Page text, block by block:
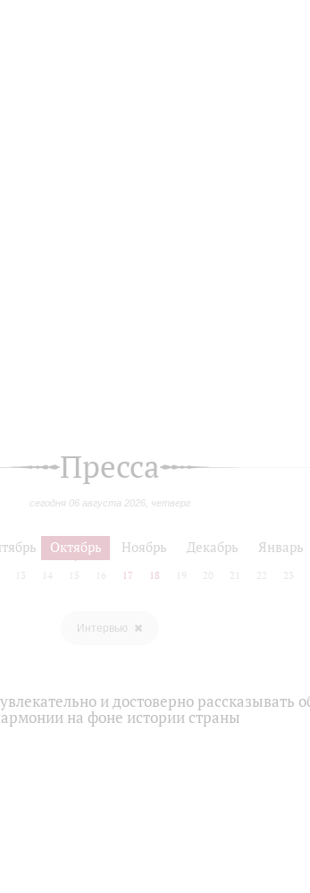
Пресса
сегодня 06 августа 2026, четверг
Октябрь Ноябрь Декабрь Январь
13 14 15 16 17 18 19 20 21 22 23
Интервью
и достоверно рассказывать
на фоне истории страны